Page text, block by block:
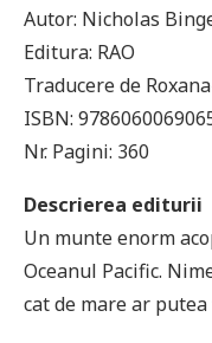
Autor: Nicholas
Editura: RAO
Traducere de
ISBN:
Nr. Pagini: 360
Descrierea editurii
Un munte enorm
Oceanul Pacific.
cat de mare ar